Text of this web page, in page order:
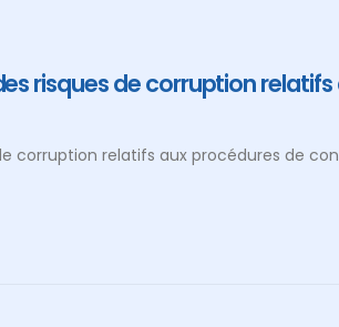
risques de corruption
corruption relatifs aux procédures de